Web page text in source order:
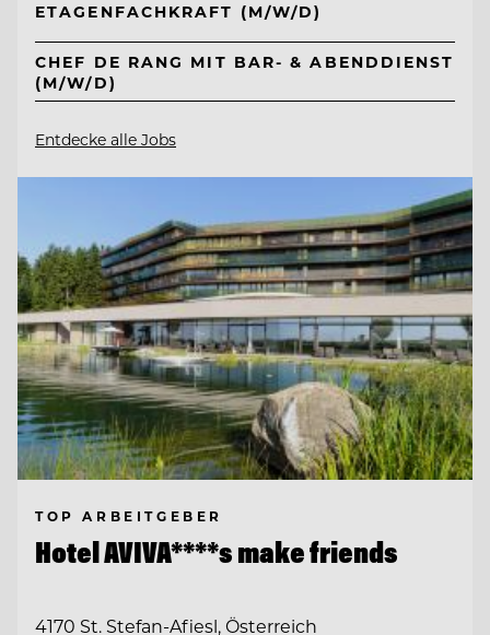
ETAGENFACHKRAFT (M/W/D)
CHEF DE RANG MIT BAR- & ABENDDIENST
(M/W/D)
Entdecke alle Jobs
TOP ARBEITGEBER
Hotel AVIVA****s make friends
4170 St. Stefan-Afiesl, Österreich